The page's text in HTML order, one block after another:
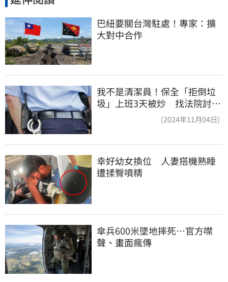
巴紐要關台灣駐處！專家：擴
大對中合作
我不是清潔員！保全「拒倒垃
圾」上班3天被炒 找法院討公
(2024年11月04日)
幸好幼女換位　人妻搭機熟睡
遭揉臀噴精
傘兵600米墜地摔死…官方噤
聲、畫面瘋傳